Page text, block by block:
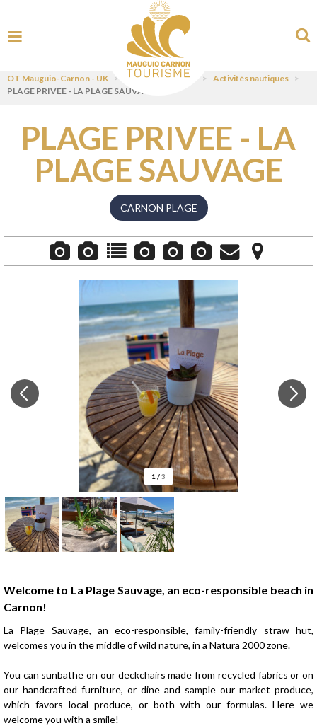
OT Mauguio-Carnon - UK > Visit > Pratiquer > Activités nautiques >
PLAGE PRIVEE - LA PLAGE SAUVAGE
PLAGE PRIVEE - LA
PLAGE SAUVAGE
CARNON PLAGE
1 /3
Presentation
Welcome to La Plage Sauvage, an eco-responsible beach in
Carnon!
La Plage Sauvage, an eco-responsible, family-friendly straw hut,
welcomes you in the middle of wild nature, in a Natura 2000 zone.
You can sunbathe on our deckchairs made from recycled fabrics or on
our handcrafted furniture, or dine and sample our market produce,
which favors local produce, or both with our formulas. Here we
welcome you with a smile!